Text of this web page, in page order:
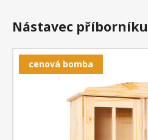
cenová bomba
Nástavec příborníku